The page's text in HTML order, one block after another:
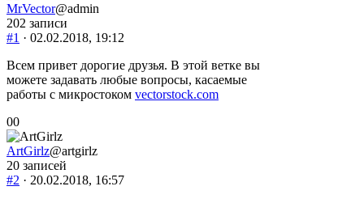
MrVector@admin
202 записи
#1 · 02.02.2018, 19:12
Всем привет дорогие друзья. В этой ветке вы
можете задавать любые вопросы, касаемые
работы с микростоком vectorstock.com
Голосуйте
-
палец
вниз.
0Голосуйте
-
палец
вверх.
0
ArtGirlz@artgirlz
20 записей
#2 · 20.02.2018, 16:57